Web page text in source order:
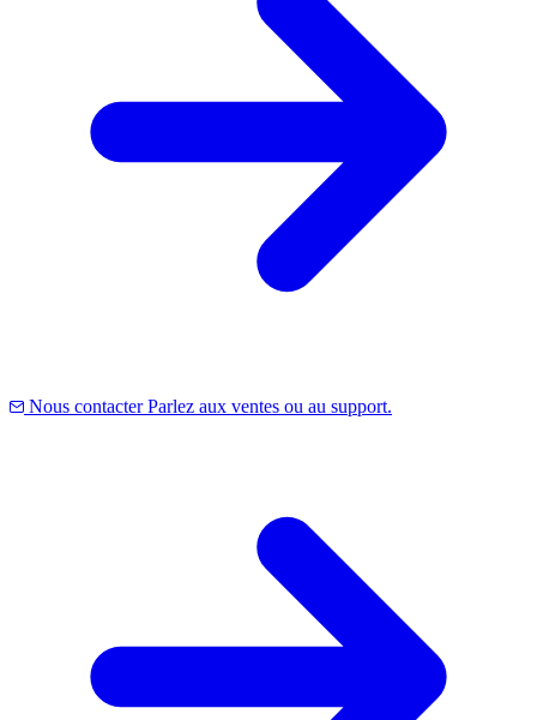
Nous contacter Parlez aux ventes ou au support.